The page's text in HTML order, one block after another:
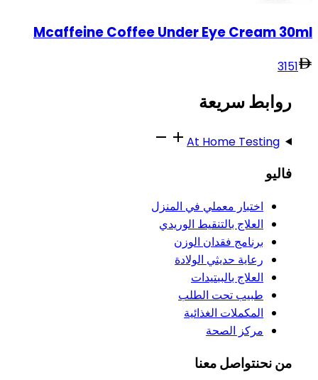
Mcaffeine Coffee Under Eye Cream 30ml
3151
روابط سريعة
At Home Testing
فاليو
اختبار معملي في المنزل
العلاج بالتنقيط الوريدي
برنامج فقدان الوزن
رعاية حديثي الولادة
العلاج بالببتيدات
طبيب تحت الطلب
المكملات الغذائية
مركز الصحة
من نحنتواصل معنا